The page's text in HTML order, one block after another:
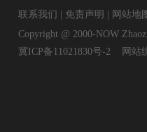
联系我们 免责声明
网站地
Copyright @ 2000-NOW
冀ICP备11021830号-2
网站